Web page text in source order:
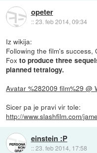
opeter
::23. feb 2014, 09:34
Iz wikija:
Following the film's
Foxto produce three
planned tetralogy.
Avatar %282009 film%29 @
Sicer pa je pravi vir tole:
http://www.slashfilm.com/
einstein :P
::23. feb 2014, 17:58